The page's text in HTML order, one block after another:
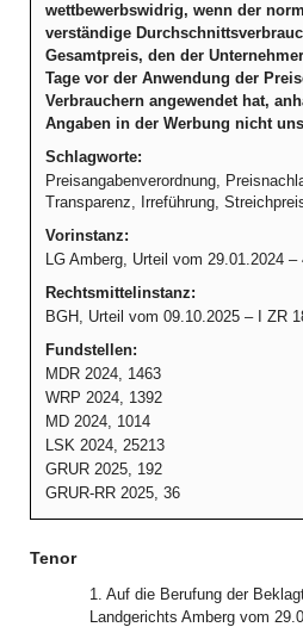
wettbewerbswidrig, wenn der
verständige
Gesamtpreis, den der
Tage vor der Anwendung der
Verbrauchern angewendet hat,
Angaben in der Werbung nicht
Schlagworte:
Preisangabenverordnung,
Transparenz, Irreführung,
Vorinstanz:
LG Amberg, Urteil vom 29.01.2024
Rechtsmittelinstanz:
BGH, Urteil vom 09.10.2025 – I ZR
Fundstellen:
MDR 2024, 1463
WRP 2024, 1392
MD 2024, 1014
LSK 2024, 25213
GRUR 2025, 192
GRUR-RR 2025, 36
Tenor
1. Auf die Berufung der
Landgerichts Amberg vom